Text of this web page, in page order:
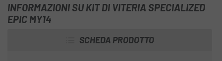
INFORMAZIONI SU KIT DI VITERIA SPECIALIZED
EPIC MY14
SCHEDA PRODOTTO